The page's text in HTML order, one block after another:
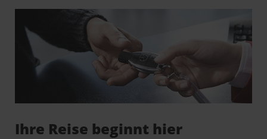
Ihre Reise beginnt hier